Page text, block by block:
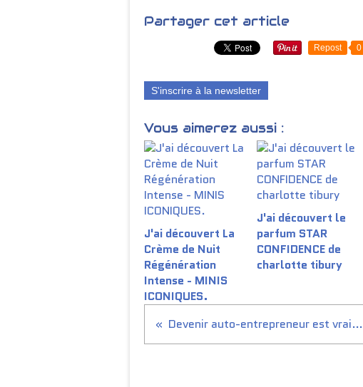
Partager cet article
Repost 0
S'inscrire à la newsletter
Vous aimerez aussi :
J'ai découvert La
Crème de Nuit
Régénération
Intense - MINIS
ICONIQUES.
J'ai découvert le
parfum STAR
CONFIDENCE de
charlotte tibury
Devenir auto-entrepreneur est vraiment un de nos projets